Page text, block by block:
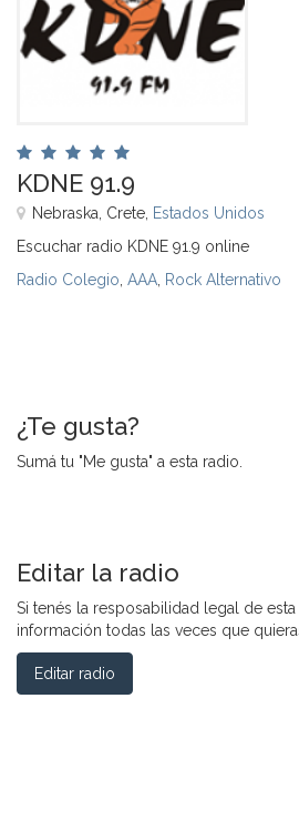
KDNE 91.9
Nebraska, Crete, Estados Unidos
Escuchar radio KDNE 91.9 online
Radio Colegio AAA Rock Alternativo
¿Te gusta?
Sumá tu "Me gusta" a esta radio.
Editar la radio
Si tenés la resposabilidad legal de
información todas las veces que
Editar radio